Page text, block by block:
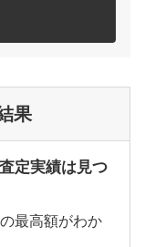
果
定実績は見つ
最高額がわか